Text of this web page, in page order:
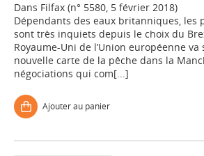
Dans Filfax (n° 5580, 5 février 2018)
Dépendants des eaux britanniques, les
sont très inquiets depuis le choix du
Royaume-Uni de l’Union européenne
nouvelle carte de la pêche dans la
négociations qui com[...]
Ajouter au panier